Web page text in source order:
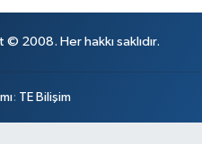
2008. Her hakkı saklıdır.
: TE Bilişim